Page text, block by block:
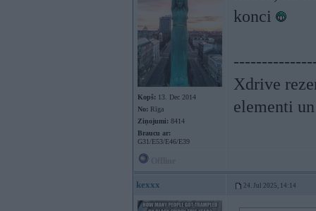
Kopš: 13. Dec 2014
No: Rīga
Ziņojumi: 8414
Braucu ar:
G31/E53/E46/E39
konci
Xdrive
elementi
kexxx 24. Jul 2025, 14:14